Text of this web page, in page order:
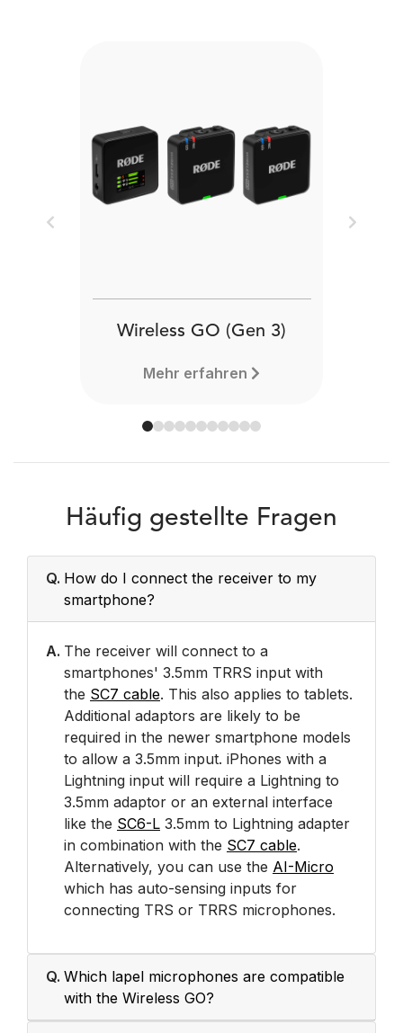
Wireless GO (Gen 3)
Mehr erfahren
Previous Next
Häufig gestellte Fragen
Q. How do I connect the receiver to my
smartphone?
A. The receiver will connect to a
smartphones' 3.5mm TRRS input with
the SC7 cable. This also applies to tablets.
Additional adaptors are likely to be
required in the newer smartphone models
to allow a 3.5mm input. iPhones with a
Lightning input will require a Lightning to
3.5mm adaptor or an external interface
like the SC6-L 3.5mm to Lightning adapter
in combination with the SC7 cable.
Alternatively, you can use the AI-Micro
which has auto-sensing inputs for
connecting TRS or TRRS microphones.
Q. Which lapel microphones are compatible
with the Wireless GO?